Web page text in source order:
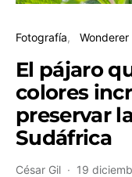
Fotografía Wonderer
El pájaro
colores
preservar
Sudáfrica
César Gil 19